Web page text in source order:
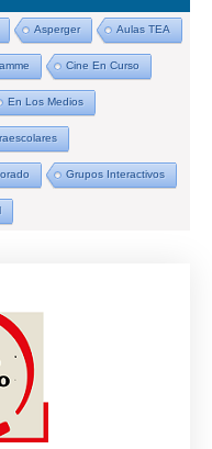
Asperger Aulas TEA
Cine En Curso
En Los Medios
Grupos Interactivos